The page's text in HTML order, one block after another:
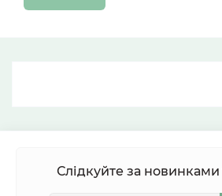
Слідкуйте за новинками